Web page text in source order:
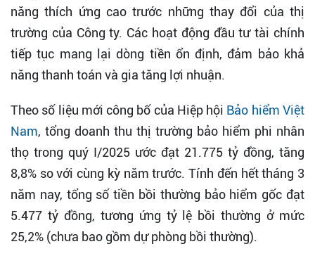
năng thích ứng cao trước những thay đổi của thị
trường của Công ty. Các hoạt động đầu tư tài chính
tiếp tục mang lại dòng tiền ổn định, đảm bảo khả
năng thanh toán và gia tăng lợi nhuận.
Theo số liệu mới công bố của Hiệp hội Bảo hiểm Việt
Nam, tổng doanh thu thị trường bảo hiểm phi nhân
thọ trong quý I/2025 ước đạt 21.775 tỷ đồng, tăng
8,8% so với cùng kỳ năm trước. Tính đến hết tháng 3
năm nay, tổng số tiền bồi thường bảo hiểm gốc đạt
5.477 tỷ đồng, tương ứng tỷ lệ bồi thường ở mức
25,2% (chưa bao gồm dự phòng bồi thường).